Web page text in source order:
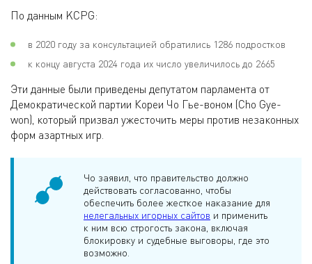
По данным KCPG:
в 2020 году за консультацией обратились 1286 подростков
к концу августа 2024 года их число увеличилось до 2665
Эти данные были приведены депутатом парламента от
Демократической партии Кореи Чо Гье-воном (Cho Gye-
won), который призвал ужесточить меры против незаконных
форм азартных игр.
Чо заявил, что правительство должно
действовать согласованно, чтобы
обеспечить более жесткое наказание для
нелегальных игорных сайтов и применить
к ним всю строгость закона, включая
блокировку и судебные выговоры, где это
возможно.